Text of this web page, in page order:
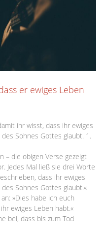
er ewiges Leben
ihr wisst, dass ihr ewiges
Sohnes Gottes glaubt. 1.
– die obigen Verse gezeigt
Jedes Mal ließ sie drei Worte
dass ihr ewiges
Sohnes Gottes glaubt.«
»Dies habe ich euch
ewiges Leben habt.«
bei, dass bis zum Tod